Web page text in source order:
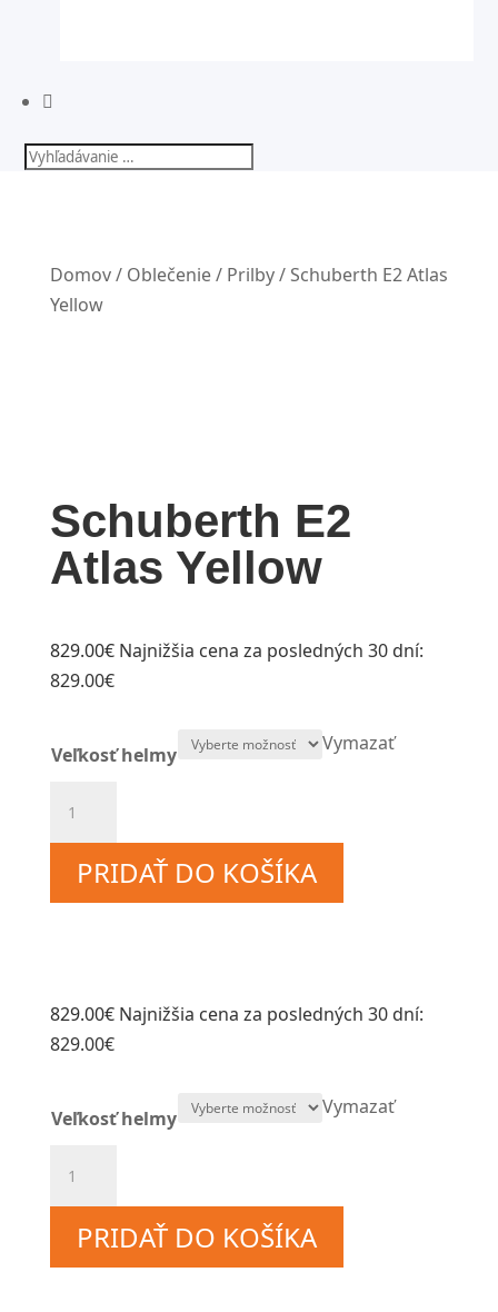

Domov/ Oblečenie/ Prilby/ Schuberth E2 Atlas
Yellow
Schuberth E2
Atlas Yellow
829.00€ Najnižšia cena za posledných 30 dní:
829.00€
Veľkosť helmy Vymazať
Schuberth
AtlasPRIDAŤ DO KOŠÍKA
829.00€ Najnižšia cena za posledných 30 dní:
829.00€
Veľkosť helmy Vymazať
Schuberth
AtlasPRIDAŤ DO KOŠÍKA